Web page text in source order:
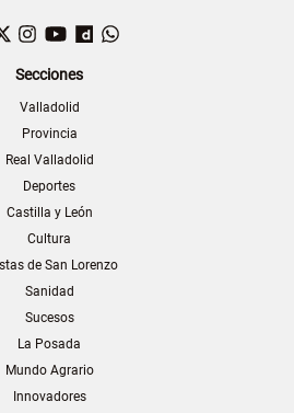
TwitterInstagram
YouTubeDailymotion
Secciones
Valladolid
Provincia
Real Valladolid
Deportes
Castilla y León
Cultura
de San Lorenzo
Sanidad
Sucesos
La Posada
Mundo Agrario
Innovadores